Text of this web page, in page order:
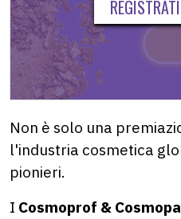
Non è solo una
l'industria cosmetica
pionieri.
I Cosmoprof &